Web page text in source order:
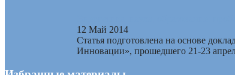
12 Май 2014
Статья подготовлена на основе
Инновации», прошедшего 21-23